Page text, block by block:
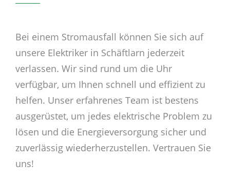
Bei einem Stromausfall können Sie sich auf
unsere Elektriker in Schäftlarn jederzeit
verlassen. Wir sind rund um die Uhr
verfügbar, um Ihnen schnell und effizient zu
helfen. Unser erfahrenes Team ist bestens
ausgerüstet, um jedes elektrische Problem zu
lösen und die Energieversorgung sicher und
zuverlässig wiederherzustellen. Vertrauen Sie
uns!